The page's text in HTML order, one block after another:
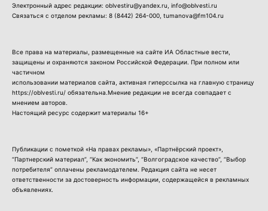
Электронный адрес редакции: oblvestiru@yandex.ru, info@oblvesti.ru
Связаться с отделом рекламы: 8 (8442) 264-000 , tumanova@fm104.ru
Все права на материалы, размещенные на сайте ИА Областные вести,
защищены и охраняются законом Российской Федерации. При полном или
частичном
использовании материалов сайта, активная гиперссылка на главную страницу
https://oblvesti.ru/ обязательна.Мнение редакции не всегда совпадает с
мнением авторов.
Настоящий ресурс содержит материалы 16+
Публикации с пометкой «На правах рекламы», «Партнёрский проект»,
“Партнерский материал”, “Как экономить”, “Волгоградское качество”, “Выбор
потребителя” оплачены рекламодателем. Редакция сайта не несет
ответственности за достоверность информации, содержащейся в рекламных
объявлениях.